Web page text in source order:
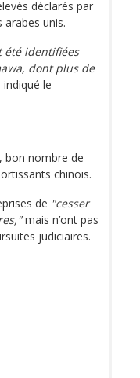
déclarés par
arabes unis.
été identifiées
dont plus de
le
bon nombre de
chinois.
de "cesser
mais n’ont pas
judiciaires.